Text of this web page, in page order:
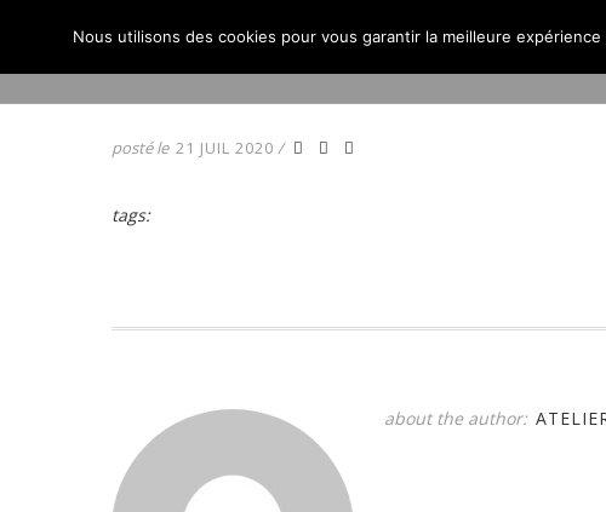
ACCUEIL
posté le 21 JUIL 2020 /
tags:
about the author:
Nous utilisons des cookies pour vous garantir la meilleure